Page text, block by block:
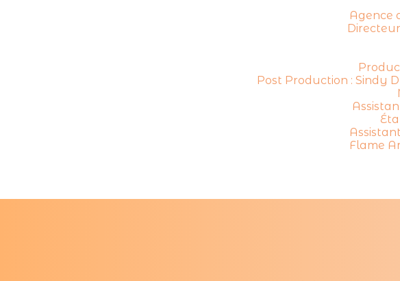
Agence
Post Production : Sindy
Flame